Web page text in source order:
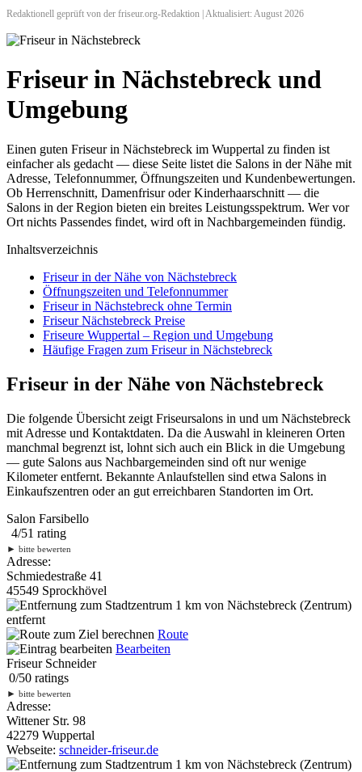
Redaktionell geprüft von der friseur.org-Redaktion | Aktualisiert: August 2026
Friseur in Nächstebreck und
Umgebung
Einen guten Friseur in Nächstebreck im Wuppertal zu finden ist
einfacher als gedacht — diese Seite listet die Salons in der Nähe mit
Adresse, Telefonnummer, Öffnungszeiten und Kundenbewertungen.
Ob Herrenschnitt, Damenfrisur oder Kinderhaarschnitt — die
Salons in der Region bieten ein breites Leistungsspektrum. Wer vor
Ort nichts Passendes findet, wird oft in Nachbargemeinden fündig.
Inhaltsverzeichnis
Friseur in der Nähe von Nächstebreck
Öffnungszeiten und Telefonnummer
Friseur in Nächstebreck ohne Termin
Friseur Nächstebreck Preise
Friseure Wuppertal – Region und Umgebung
Häufige Fragen zum Friseur in Nächstebreck
Friseur in der Nähe von Nächstebreck
Die folgende Übersicht zeigt Friseursalons in und um Nächstebreck
mit Adresse und Kontaktdaten. Da die Auswahl in kleineren Orten
manchmal begrenzt ist, lohnt sich auch ein Blick in die Umgebung
— gute Salons aus Nachbargemeinden sind oft nur wenige
Kilometer entfernt. Bekannte Anlaufstellen sind etwa Salons in
Einkaufszentren oder an gut erreichbaren Standorten im Ort.
Salon Farsibello
4/51 rating
► bitte bewerten
Adresse:
Schmiedestraße 41
45549 Sprockhövel
1 km von Nächstebreck (Zentrum)
entfernt
Route
Bearbeiten
Friseur Schneider
0/50 ratings
► bitte bewerten
Adresse:
Wittener Str. 98
42279 Wuppertal
Webseite: schneider-friseur.de
1 km von Nächstebreck (Zentrum)